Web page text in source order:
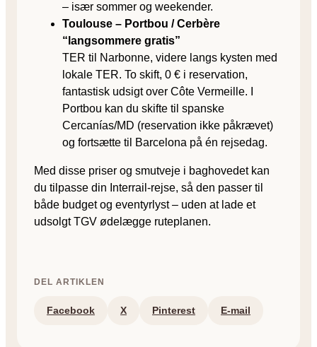
– især sommer og weekender.
Toulouse – Portbou / Cerbère
“langsommere gratis”
TER til Narbonne, videre langs kysten med
lokale TER. To skift, 0 € i reservation,
fantastisk udsigt over Côte Vermeille. I
Portbou kan du skifte til spanske
Cercanías/MD (reservation ikke påkrævet)
og fortsætte til Barcelona på én rejsedag.
Med disse priser og smutveje i baghovedet kan
du tilpasse din Interrail-rejse, så den passer til
både budget og eventyrlyst – uden at lade et
udsolgt TGV ødelægge ruteplanen.
DEL ARTIKLEN
Facebook X Pinterest E-mail